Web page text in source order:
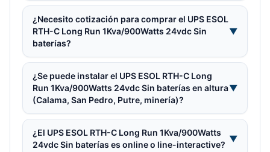
¿Necesito cotización para comprar el UPS ESOL
RTH-C Long Run 1Kva/900Watts 24vdc Sin
baterías?
▼
¿Se puede instalar el UPS ESOL RTH-C Long
Run 1Kva/900Watts 24vdc Sin baterías en altura
(Calama, San Pedro, Putre, minería)?
▼
¿El UPS ESOL RTH-C Long Run 1Kva/900Watts
24vdc Sin baterías es online o line-interactive?
▼